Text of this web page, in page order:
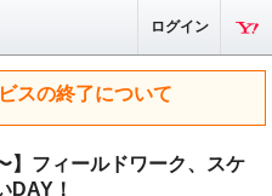
ログイン
スの終了について
】フィールドワーク、スケ
DAY！